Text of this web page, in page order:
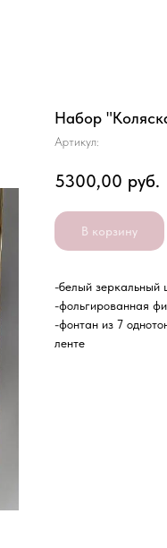
Набор
Артикул:
5300,00 руб.
В корзину
-белый зеркальный
-фольгированная
-фонтан из 7
ленте